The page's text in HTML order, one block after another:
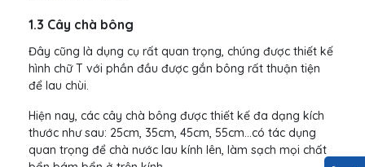
1.3 Cây chà bông
Đây cũng là dụng cụ rất quan trọng, chúng được thiết kế
hình chữ T với phần đầu được gắn bông rất thuận tiện
để lau chùi.
Hiện nay, các cây chà bông được thiết kế đa dạng kích
thước như sau: 25cm, 35cm, 45cm, 55cm...có tác dụng
quan trọng để chà nước lau kính lên, làm sạch mọi chất